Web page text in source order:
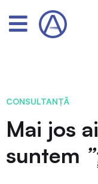
CONSULTANȚĂ
Mai jos
suntem